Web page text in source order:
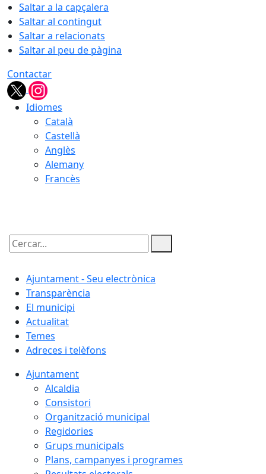
Saltar a la capçalera
Saltar al contingut
Saltar a relacionats
Saltar al peu de pàgina
Contactar
Idiomes
Català
Castellà
Anglès
Alemany
Francès
Cercar:
Ajuntament - Seu electrònica
Transparència
El municipi
Actualitat
Temes
Adreces i telèfons
Ajuntament
Alcaldia
Consistori
Organització municipal
Regidories
Grups municipals
Plans, campanyes i programes